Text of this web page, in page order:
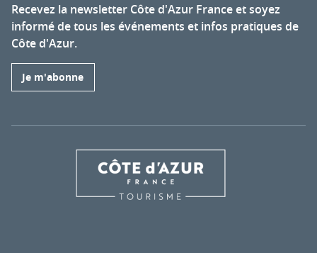
Recevez la newsletter Côte d'Azur France et soyez
informé de tous les événements et infos pratiques de
Côte d'Azur.
Je m'abonne